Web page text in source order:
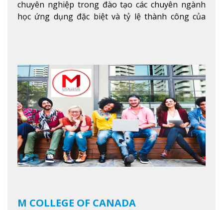
chuyên nghiệp trong đào tạo các chuyên ngành
học ứng dụng đặc biệt và tỷ lệ thành công của
thuyết với ứng dụng, chuẩn bị cho sinh viên vào
các công việc của nghệ thuật thị giác và biểu diễn,
kinh doanh, các dịch vụ cộng đồng và ngành nghề
kỹ thuật.Xem thêm
M COLLEGE OF CANADA